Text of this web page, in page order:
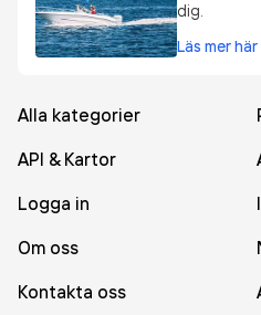
dig.
Läs mer här
Alla kategorier
API & Kartor
Logga in
Om oss
Kontakta oss